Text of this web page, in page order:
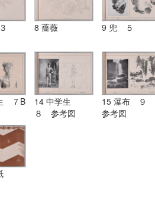
8 薔薇 9 兜 ５
７B
14 中学生
８ 参考図
15 瀑布 ９
参考図